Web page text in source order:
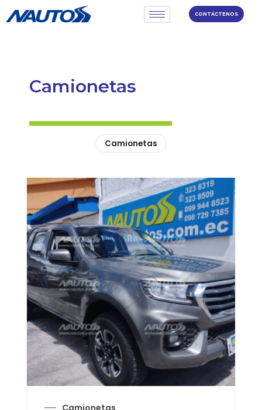
CONTÁCTENOS
Camionetas
Camionetas
Camionetas